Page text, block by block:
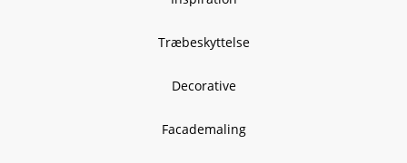
Træbeskyttelse
Decorative
Facademaling